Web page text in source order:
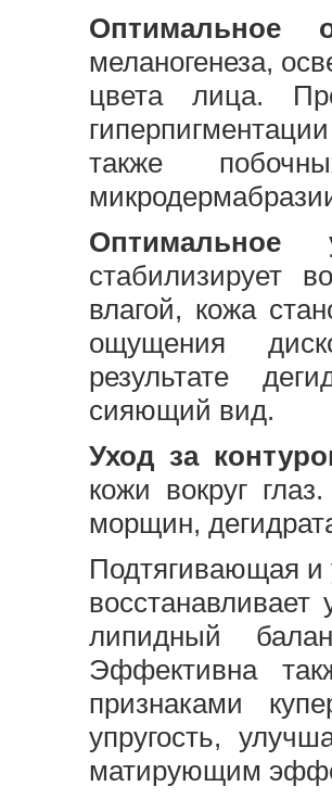
Оптимальное
меланогенеза,
цвета лица.
также
стабилизирует
влагой, кожа
ощущения
результате
сияющий вид.
Уход за
кожи вокруг
морщин,
Подтягивающая
восстанавливает
липидный
Эффективна
признаками
упругость,
матирующим